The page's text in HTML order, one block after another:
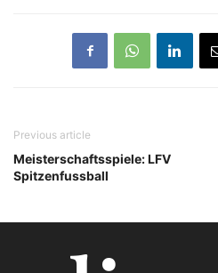
Previous article
Meisterschaftsspiele: LFV
Spitzenfussball